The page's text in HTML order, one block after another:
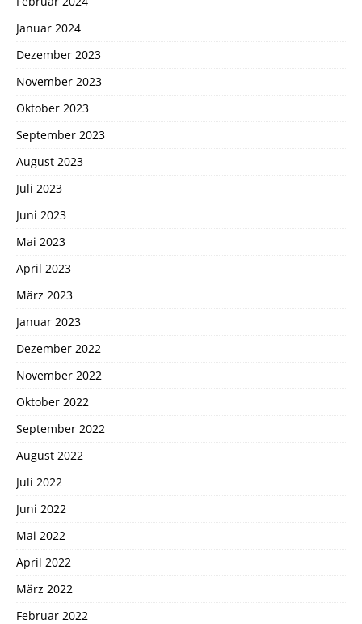
Januar 2024
Dezember 2023
November 2023
Oktober 2023
September 2023
August 2023
Juli 2023
Juni 2023
Mai 2023
April 2023
März 2023
Januar 2023
Dezember 2022
November 2022
Oktober 2022
September 2022
August 2022
Juli 2022
Juni 2022
Mai 2022
April 2022
März 2022
Februar 2022